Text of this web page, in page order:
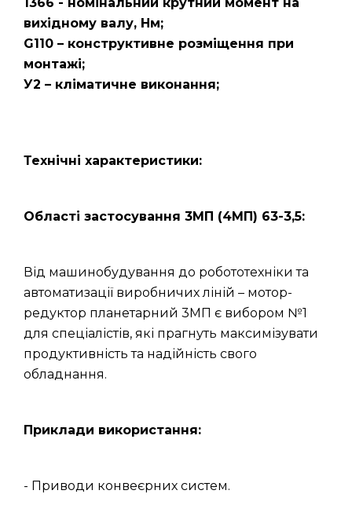
вихідному валу, Нм;
G110 – конструктивне розміщення при
монтажі;
У2 – кліматичне виконання;
Технічні характеристики:
Області застосування 3МП (4МП) 63-3,5:
Від машинобудування до робототехніки та
автоматизації виробничих ліній – мотор-
редуктор планетарний 3МП є вибором №1
для спеціалістів, які прагнуть максимізувати
продуктивність та надійність свого
обладнання.
Приклади використання:
- Приводи конвеєрних систем.